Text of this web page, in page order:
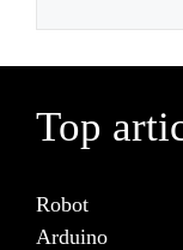
Top
Robot
Arduino